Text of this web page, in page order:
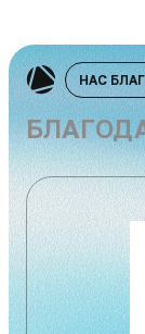
НАС